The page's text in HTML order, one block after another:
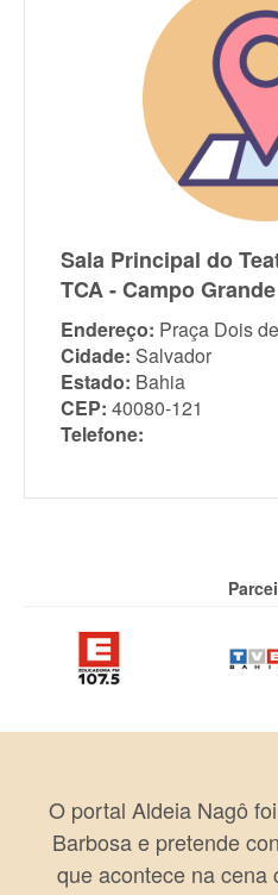
Sala Principal do
TCA - Campo Grande
Endereço: Praça Dois
Cidade: Salvador
Estado: Bahia
CEP: 40080-121
Telefone:
O portal Aldeia Nagô
Barbosa e pretende
que acontece na cena